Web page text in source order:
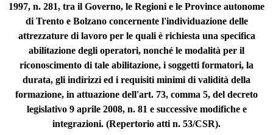
1997, n. 281, tra il Governo, le Regioni e le Province autonome
di Trento e Bolzano concernente l'individuazione delle
attrezzature di lavoro per le quali è richiesta una specifica
abilitazione degli operatori, nonché le modalità per il
riconoscimento di tale abilitazione, i soggetti formatori, la
durata, gli indirizzi ed i requisiti minimi di validità della
formazione, in attuazione dell'art. 73, comma 5, del decreto
legislativo 9 aprile 2008, n. 81 e successive modifiche e
integrazioni. (Repertorio atti n. 53/CSR).